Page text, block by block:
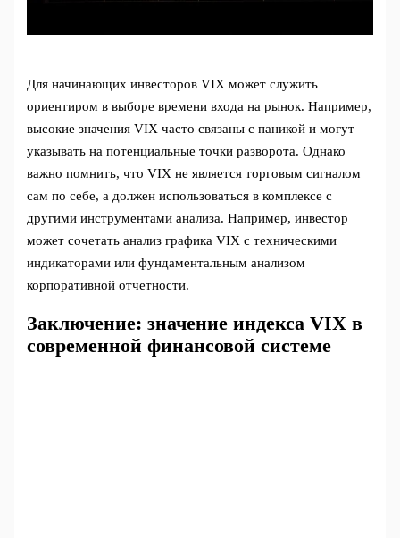
Для начинающих инвесторов VIX может служить
ориентиром в выборе времени входа на рынок. Например,
высокие значения VIX часто связаны с паникой и могут
указывать на потенциальные точки разворота. Однако
важно помнить, что VIX не является торговым сигналом
сам по себе, а должен использоваться в комплексе с
другими инструментами анализа. Например, инвестор
может сочетать анализ графика VIX с техническими
индикаторами или фундаментальным анализом
корпоративной отчетности.
Заключение: значение индекса VIX в
современной финансовой системе